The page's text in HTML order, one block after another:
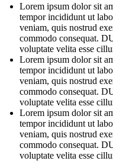
Lorem ipsum dolor sit
tempor incididunt ut
veniam, quis nostrud
commodo consequat.
voluptate velita esse
Lorem ipsum dolor sit
tempor incididunt ut
veniam, quis nostrud
commodo consequat.
voluptate velita esse
Lorem ipsum dolor sit
tempor incididunt ut
veniam, quis nostrud
commodo consequat.
voluptate velita esse